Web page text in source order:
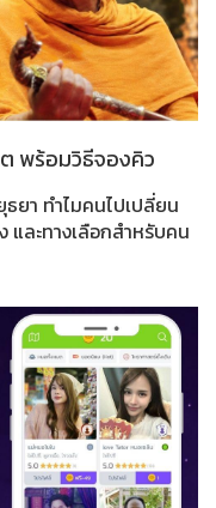
พร้อมวิธีจองคิว
า ทำไมคนไปเปลี่ยน
และทางเลือกสำหรับคน